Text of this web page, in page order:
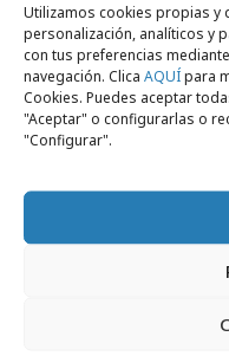
Utilizamos cookies propias y
personalización, analíticos y
con tus preferencias
navegación. Clica AQUÍpara
Cookies. Puedes aceptar
"Aceptar" o configurarlas o
"Configurar".
Profesionales